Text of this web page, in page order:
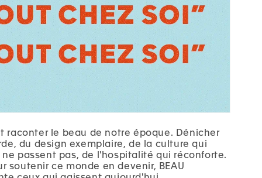
raconter le beau de notre époque. Dénicher
du design exemplaire, de la culture qui
passent pas, de l'hospitalité qui réconforte.
soutenir ce monde en devenir, BEAU